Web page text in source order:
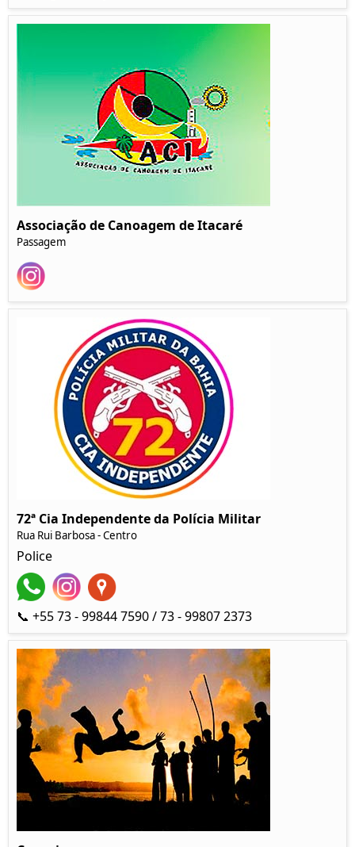
Associação de Canoagem de Itacaré
Passagem
72ª Cia Independente da Polícia Militar
Rua Rui Barbosa - Centro
Police
📞 +55 73 - 99844 7590 / 73 - 99807 2373